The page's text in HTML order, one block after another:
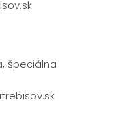
špeciálna